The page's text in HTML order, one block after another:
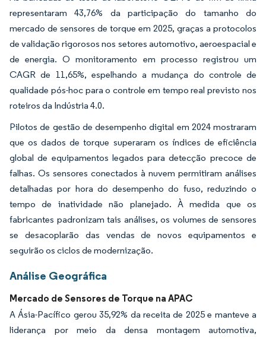
representaram 43,76% da participação do tamanho do
mercado de sensores de torque em 2025, graças a protocolos
de validação rigorosos nos setores automotivo, aeroespacial e
de energia. O monitoramento em processo registrou um
CAGR de 11,65%, espelhando a mudança do controle de
qualidade pós-hoc para o controle em tempo real previsto nos
roteiros da Indústria 4.0.
Pilotos de gestão de desempenho digital em 2024 mostraram
que os dados de torque superaram os índices de eficiência
global de equipamentos legados para detecção precoce de
falhas. Os sensores conectados à nuvem permitiram análises
detalhadas por hora do desempenho do fuso, reduzindo o
tempo de inatividade não planejado. À medida que os
fabricantes padronizam tais análises, os volumes de sensores
se desacoplarão das vendas de novos equipamentos e
seguirão os ciclos de modernização.
Análise Geográfica
Mercado de Sensores de Torque na APAC
A Ásia-Pacífico gerou 35,92% da receita de 2025 e manteve a
liderança por meio da densa montagem automotiva,